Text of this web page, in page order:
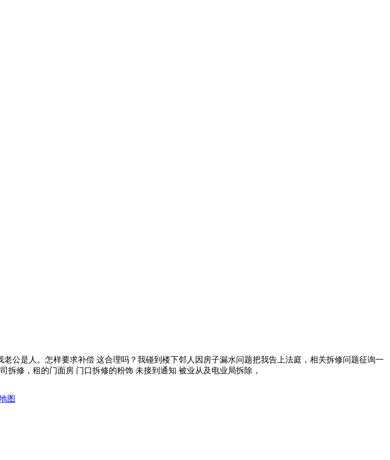
是人。怎样要求补偿 这合理吗？我碰到楼下邻人因房子漏水问题把我告上法庭，相关拆修问题征询一
修，租的门面房 门口拆修的粉饰 未接到通知 被业从及电业局拆除，
图